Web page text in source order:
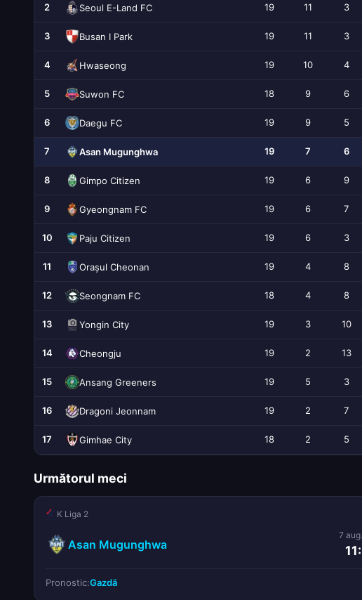
2 Seoul E-Land FC 19 11 3
3 Busan I Park 19 11 3
4 Hwaseong 19 10 4
5 Suwon FC 18 9 6
6 Daegu FC 19 9 5
7 Asan Mugunghwa 19 7 6
8 Gimpo Citizen 19 6 9
9 Gyeongnam FC 19 6 7
10 Paju Citizen 19 6 3
11 Orașul Cheonan 19 4 8
12 Seongnam FC 18 4 8
13 Yongin City 19 3 10
14 Cheongju 19 2 13
15 Ansang Greeners 19 5 3
16 Dragoni Jeonnam 19 2 7
17 Gimhae City 18 2 5
Următorul meci
K Liga 2
Asan Mugunghwa
7
Pronostic:Gazdă